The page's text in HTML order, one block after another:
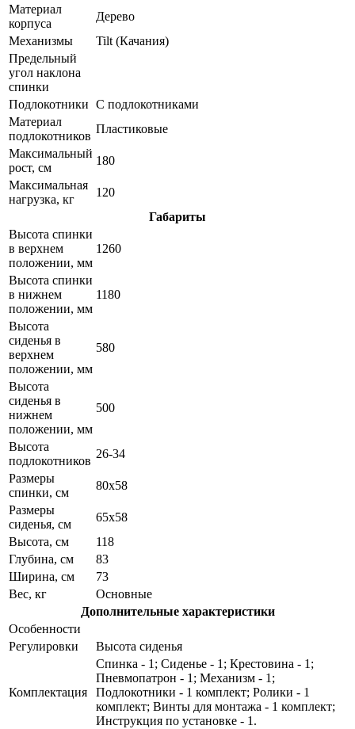
Материал
корпуса
Дерево
Механизмы
Tilt (Качания)
Предельный
угол наклона
спинки
Подлокотники С подлокотниками
Материал
подлокотников
Пластиковые
Максимальный
рост, см
180
Максимальная
нагрузка, кг
120
Габариты
Высота спинки
в верхнем
положении, мм
1260
Высота спинки
в нижнем
положении, мм
1180
Высота
сиденья в
верхнем
положении, мм
580
Высота
сиденья в
нижнем
положении, мм
500
Высота
подлокотников
26-34
Размеры
спинки, см
80х58
Размеры
сиденья, см
65х58
Высота, см
118
Глубина, см
83
Ширина, см
73
Вес, кг
Основные
Дополнительные характеристики
Особенности
Регулировки
Высота сиденья
Комплектация
Спинка - 1; Сиденье - 1; Крестовина - 1;
Пневмопатрон - 1; Механизм - 1;
Подлокотники - 1 комплект; Ролики - 1
комплект; Винты для монтажа - 1 комплект;
Инструкция по установке - 1.